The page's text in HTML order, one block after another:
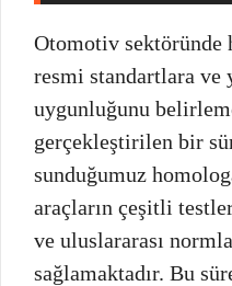
Otomotiv sektöründe
resmi standartlara
uygunluğunu
gerçekleştirilen bir
sunduğumuz
araçların çeşitli
ve uluslararası
sağlamaktadır. Bu